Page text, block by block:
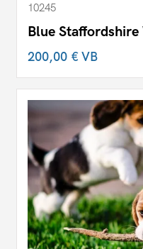
10245
Blue Staffordshire
200,00 €VB